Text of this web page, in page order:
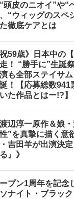
頭皮のニオイ”や“
“ウィッグのスペ
徹底ケアとは
祝59歳》日本中の
！ “勝手に”生誕
も全部ステイサム
！【応募総数941
た作品とはー!?】
渡辺淳一原作＆娘
”を真摯に描く意
吉田羊が出演決
』》
プン1周年を記念
ナイト・ブラッ